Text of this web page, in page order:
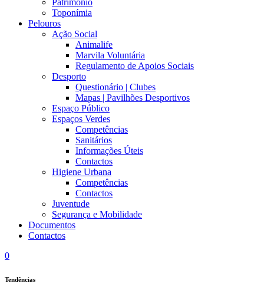
Património
Toponímia
Pelouros
Ação Social
Animalife
Marvila Voluntária
Regulamento de Apoios Sociais
Desporto
Questionário | Clubes
Mapas | Pavilhões Desportivos
Espaço Público
Espaços Verdes
Competências
Sanitários
Informações Úteis
Contactos
Higiene Urbana
Competências
Contactos
Juventude
Segurança e Mobilidade
Documentos
Contactos
0
Tendências